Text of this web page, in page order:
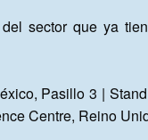
sector que ya
Pasillo 3 |
Centre, Reino